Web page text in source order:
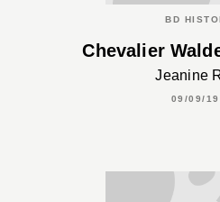
BD
Chevalier
Jeanine
09/09/